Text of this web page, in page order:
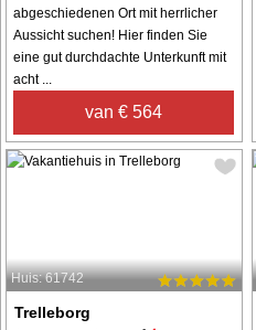
abgeschiedenen Ort mit herrlicher
Aussicht suchen! Hier finden Sie
eine gut durchdachte Unterkunft mit
acht ...
van € 564
Huis: 61742
Trelleborg